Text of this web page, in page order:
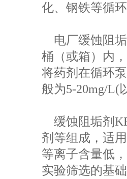
化、钢铁等循
电厂缓蚀阻垢
桶（或箱）内
将药剂在循环
般为5-20mg/L(
缓蚀阻垢剂
剂等组成，适
等离子含量低
实验筛选的基